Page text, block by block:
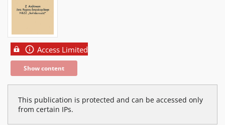
Access Limited
Show content
This publication is protected and can be accessed only
from certain IPs.